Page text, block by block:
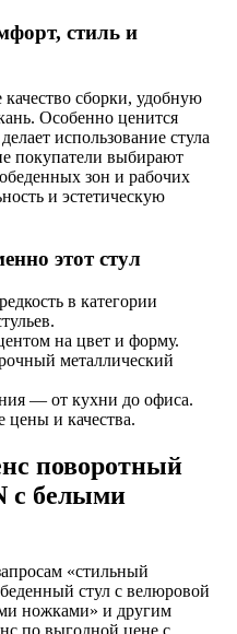
стиль и
сборки, удобную
Особенно ценится
использование стула
покупатели выбирают
зон и рабочих
и эстетическую
этот стул
в категории
на цвет и форму.
металлический
— от кухни до офиса.
и качества.
поворотный
с белыми
«стильный
стул с велюровой
ножками» и другим
по выгодной цене с